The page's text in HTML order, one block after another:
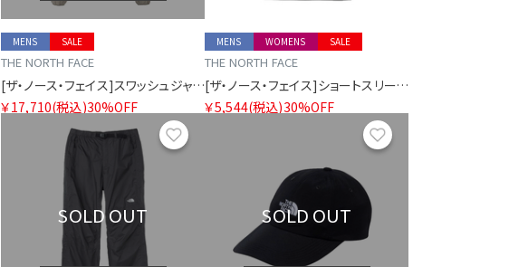
SALE
MENS
THE NORTH FACE
[ザ・ノース・フェイス]スワッシュジャケット
￥17,710(税込)30%OFF
SALE
MENS WOMENS
THE NORTH FACE
[ザ・ノース・フェイス]ショートスリーブズーピッカーティー
￥5,544(税込)30%OFF
SOLD OUT SOLD OUT